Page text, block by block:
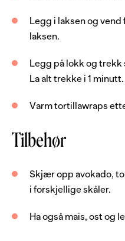
2 dl
tacosaus
Server med
1 stk
avokado
0.5 stk
0.5 stk
1 dl
mais
2 dl
ost, revet
Legg i laksen og
laksen.
Legg på lokk og trekk
La alt trekke i 1 minutt.
Varm tortillawraps
Tilbehør
Skjær opp avokado,
i forskjellige skåler.
Ha også mais, ost og